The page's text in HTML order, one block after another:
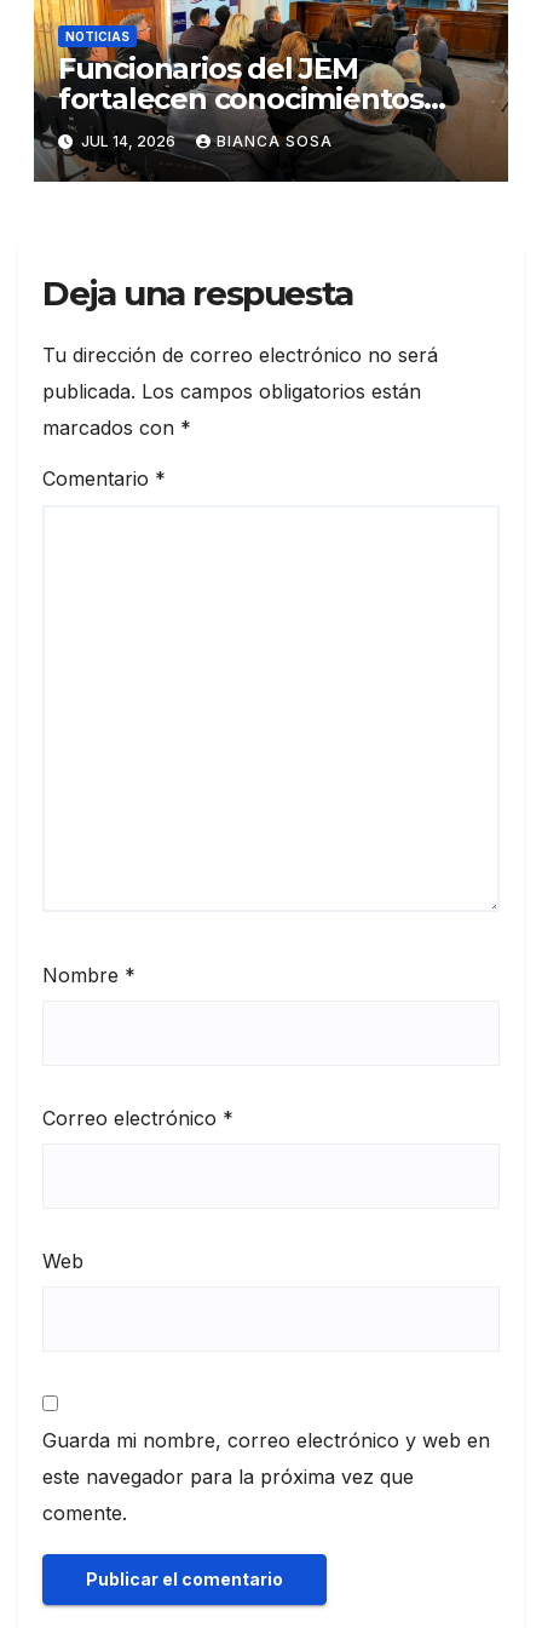
NOTICIAS
Funcionarios del JEM
fortalecen conocimientos
sobre administración de
contratos públicos
JUL 14, 2026 BIANCA SOSA
Deja una respuesta
Tu dirección de correo electrónico no será
publicada. Los campos obligatorios están
marcados con *
Comentario *
Nombre *
Correo electrónico *
Web
Guarda mi nombre, correo electrónico y web en
este navegador para la próxima vez que
comente.